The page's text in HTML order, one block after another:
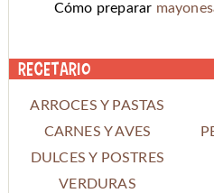
Cómo preparar
Recetario
ARROCES Y PASTAS
CARNES Y AVES
DULCES Y POSTRES
VERDURAS